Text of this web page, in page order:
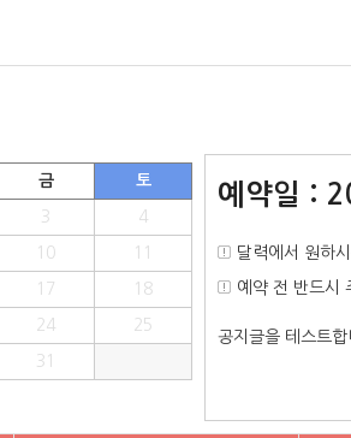
금 토
3 4
10
17 18
24 25
31
예약일 :
달력에서 원하
예약 전 반드시
공지글을 테스트